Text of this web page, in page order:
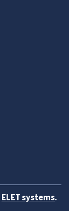
ELET systems.